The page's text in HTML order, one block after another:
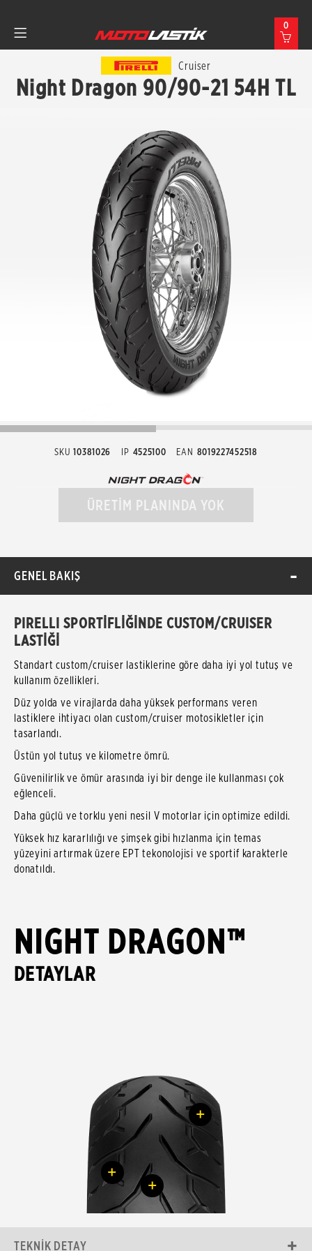
0
Cruiser
Night Dragon 90/90-21 54H TL
SKU 10381026 IP 4525100 EAN 8019227452518
ÜRETİM PLANINDA YOK
GENEL BAKIŞ
PIRELLI SPORTİFLİĞİNDE CUSTOM/CRUISER
LASTİĞİ
Standart custom/cruiser lastiklerine göre daha iyi yol tutuş ve
kullanım özellikleri.
Düz yolda ve virajlarda daha yüksek performans veren
lastiklere ihtiyacı olan custom/cruiser motosikletler için
tasarlandı.
Üstün yol tutuş ve kilometre ömrü.
Güvenilirlik ve ömür arasında iyi bir denge ile kullanması çok
eğlenceli.
Daha güçlü ve torklu yeni nesil V motorlar için optimize edildi.
Yüksek hız kararlılığı ve şimşek gibi hızlanma için temas
yüzeyini artırmak üzere EPT tekonolojisi ve sportif karakterle
donatıldı.
NIGHT DRAGON™
DETAYLAR
+
+
+
TEKNIK DETAY